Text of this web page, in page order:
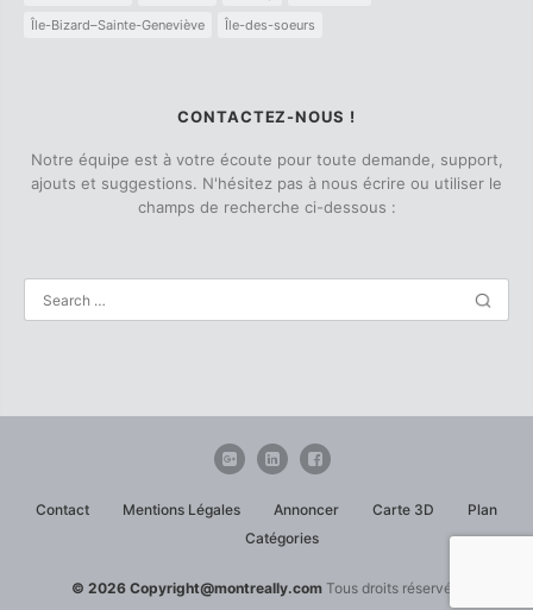
Île-Bizard–Sainte-Geneviève
Île-des-soeurs
CONTACTEZ-NOUS !
Notre équipe est à votre écoute pour toute demande, support,
ajouts et suggestions. N'hésitez pas à nous écrire ou utiliser le
champs de recherche ci-dessous :
Contact Mentions Légales Annoncer Carte 3D
Plan
Catégories
© 2026 Copyright@montreally.comTous droits réservés.